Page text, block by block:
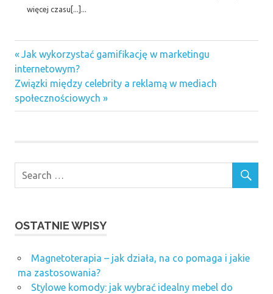
więcej czasu[...]...
Nawigacja
wpisu
Previous
Post:
Jak wykorzystać gamifikację w marketingu
internetowym?
Next
Post:
Związki między celebrity a reklamą w mediach
społecznościowych
OSTATNIE WPISY
Magnetoterapia – jak działa, na co pomaga i jakie
ma zastosowania?
Stylowe komody: jak wybrać idealny mebel do